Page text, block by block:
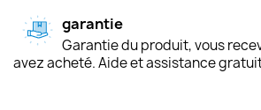
garantie
Garantie du produit, vous
avez acheté. Aide et assistance